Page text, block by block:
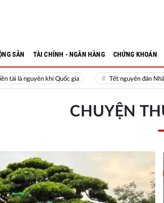
là nguyên khí Quốc gia Tết nguyên đán Nhâm
SẢN TÀI CHÍNH - NGÂN HÀNG CHỨNG KHOÁN
CHUYỆN